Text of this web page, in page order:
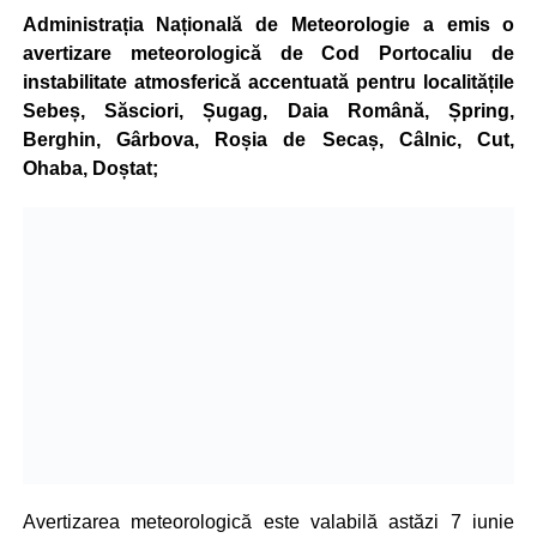
Administrația Națională de Meteorologie a emis o
avertizare meteorologică de Cod Portocaliu de
instabilitate atmosferică accentuată pentru localitățile
Sebeș, Săsciori, Șugag, Daia Română, Șpring,
Berghin, Gârbova, Roșia de Secaș, Câlnic, Cut,
Ohaba, Doștat;
Avertizarea meteorologică este valabilă astăzi 7 iunie